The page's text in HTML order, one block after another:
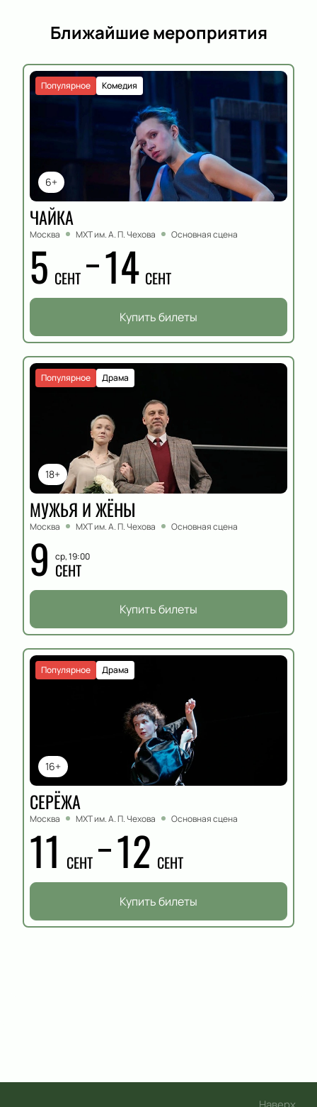
Ближайшие мероприятия
6+
Комедия
Популярное
ЧАЙКА
Москва МХТ им. А. П. Чехова Основная сцена
5 СЕНТ 14 СЕНТ
Купить билеты
18+
Драма
Популярное
МУЖЬЯ И ЖЁНЫ
Москва МХТ им. А. П. Чехова Основная сцена
9 ср, 19:00
СЕНТ
Купить билеты
16+
Драма
Популярное
СЕРЁЖА
Москва МХТ им. А. П. Чехова Основная сцена
11 СЕНТ 12 СЕНТ
Купить билеты